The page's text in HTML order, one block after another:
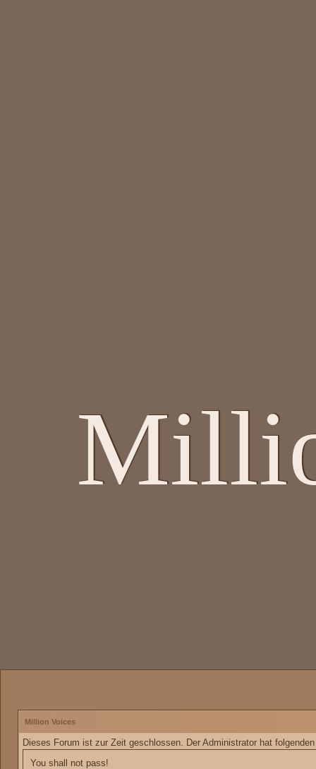
Million Voices
Dieses Forum ist zur Zeit geschlossen. Der Administrator hat
You shall not pass!